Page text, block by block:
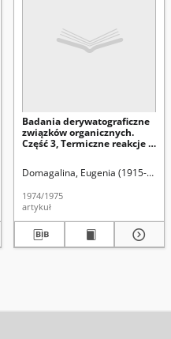
Hubicki, Włodzimierz (1914-1977).
Badania derywatograficzne
związków organicznych.
Część 3, Termiczne reakcje w
Domagalina, Eugenia (1915-1990)
1974/1975
artykuł